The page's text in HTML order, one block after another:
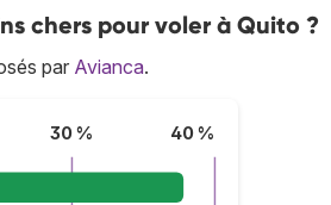
chers pour voler à Quito ?
par Avianca.
30 % 40 %